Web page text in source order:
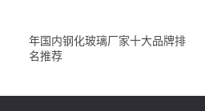
年国内钢化玻璃厂家十大品牌排
名推荐